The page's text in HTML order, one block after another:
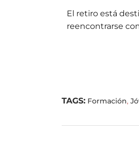
El retiro está
reencontrarse
TAGS: Formación,